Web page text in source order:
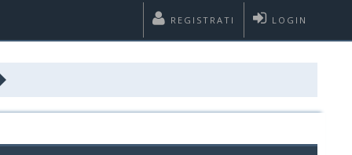
LOGIN
REGISTRATI